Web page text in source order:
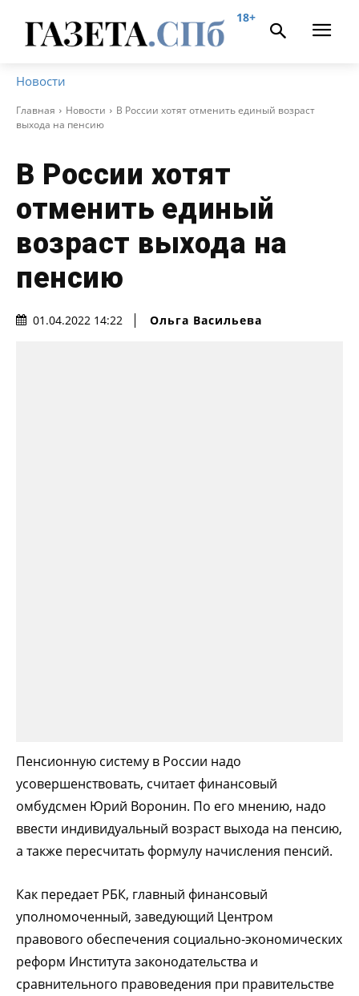
18+
Новости
Главная Новости
В России хотят отменить единый возраст
выхода на пенсию
В России хотят
отменить единый
возраст выхода на
пенсию
01.04.2022 14:22 Ольга Васильева
Пенсионную систему в России надо
усовершенствовать, считает финансовый
омбудсмен Юрий Воронин. По его мнению, надо
ввести индивидуальный возраст выхода на пенсию,
а также пересчитать формулу начисления пенсий.
Как передает РБК, главный финансовый
уполномоченный, заведующий Центром
правового обеспечения социально-экономических
реформ Института законодательства и
сравнительного правоведения при правительстве